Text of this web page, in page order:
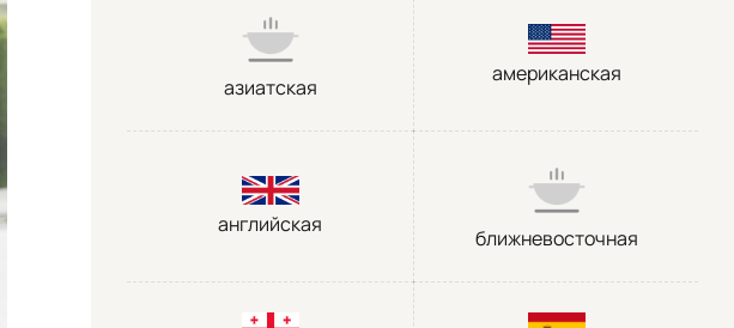
азиатская
американская
английская
ближневосточная